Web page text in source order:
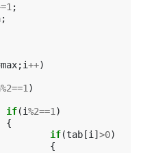
1 ;
;
max;i++)
%2==1 )
if(i%2==1 )
{
if(tab [i ] >0)
{